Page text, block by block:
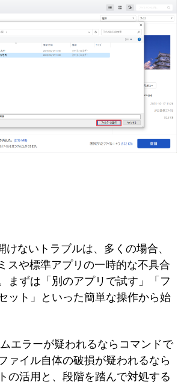
けないトラブルは、多くの場合、
スや標準アプリの一時的な不具合
まずは「別のアプリで試す」「フ
ット」といった簡単な操作から始
エラーが疑われるならコマンドで
ァイル自体の破損が疑われるなら
の活用と、段階を踏んで対処する